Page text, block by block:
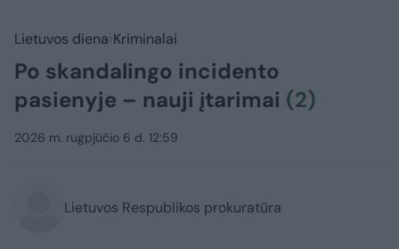
Lietuvos diena Kriminalai
Po skandalingo incidento
pasienyje – nauji įtarimai (2)
2026 m. rugpjūčio 6 d. 12:59
Lietuvos Respublikos prokuratūra